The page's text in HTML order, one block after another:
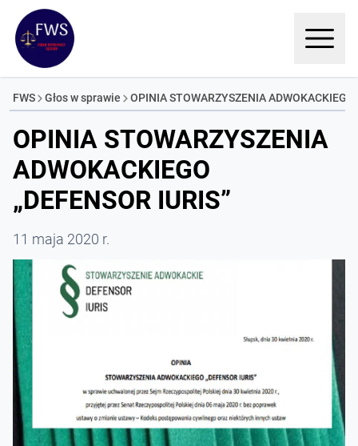
FWS Głos w sprawie OPINIA STOWARZYSZENIA ADWOKACKIEGO
OPINIA STOWARZYSZENIA
ADWOKACKIEGO
„DEFENSOR IURIS”
11 maja 2020 r.